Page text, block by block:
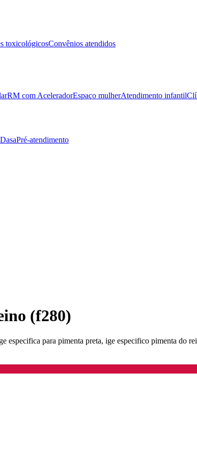
toxicológicosConvênios atendidos
RM com AceleradorEspaço mulherAtendimento infantil
Pré-atendimento
(f280)
especifica para pimenta preta, ige especifico pimenta do